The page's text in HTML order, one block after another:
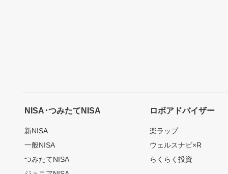
NISA･つみたてNISA
新NISA
一般NISA
つみたてNISA
ロボアドバイザー
楽ラップ
ウェルスナビ×R
らくらく投資